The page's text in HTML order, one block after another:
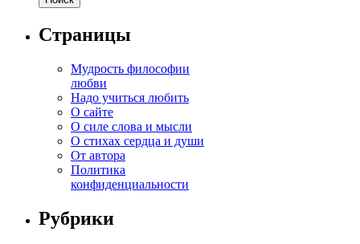
Страницы
Мудрость философии
любви
Надо учиться любить
О сайте
О силе слова и мысли
О стихах сердца и души
От автора
Политика
конфиденциальности
Рубрики